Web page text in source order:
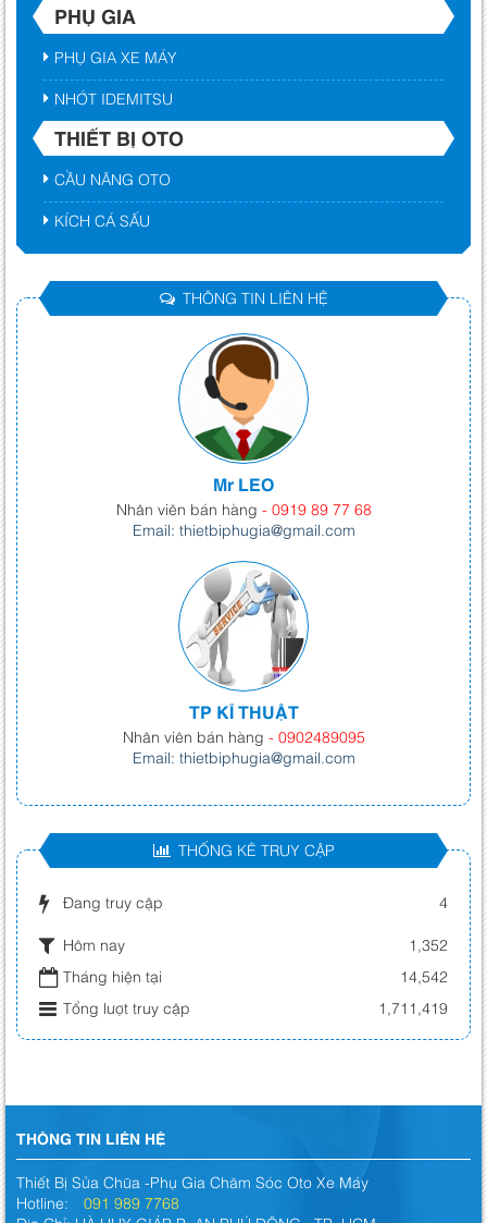
PHỤ GIA
PHỤ GIA XE MÁY
NHỚT IDEMITSU
THIẾT BỊ OTO
CẦU NÂNG OTO
KÍCH CÁ SẤU
THÔNG TIN LIÊN HỆ
Mr LEO
Nhân viên bán hàng - 0919 89 77 68
Email: thietbiphugia@gmail.com
TP KĨ THUẬT
Nhân viên bán hàng - 0902489095
Email: thietbiphugia@gmail.com
THỐNG KÊ TRUY CẬP
Đang truy cập 4
Hôm nay
1,352
Tháng hiện tại
14,542
Tổng lượt truy cập
1,711,419
THÔNG TIN LIÊN HỆ
Thiết Bị Sửa Chữa -Phụ Gia Chăm Sóc Oto Xe Máy
Hotline: 091 989 7768